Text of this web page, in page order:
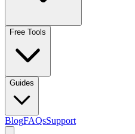
Free Tools
Guides
BlogFAQsSupport